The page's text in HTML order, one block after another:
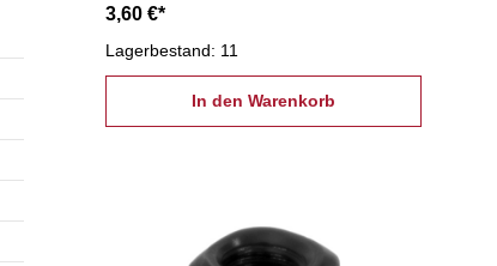
3,60 €*
Lagerbestand: 11
In den Warenkorb